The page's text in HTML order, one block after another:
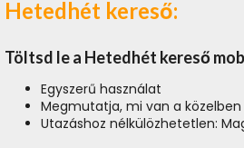
Hetedhét kereső:
Töltsd le a Hetedhét kereső
Egyszerű használat
Megmutatja, mi van a közelben
Utazáshoz nélkülözhetetlen: